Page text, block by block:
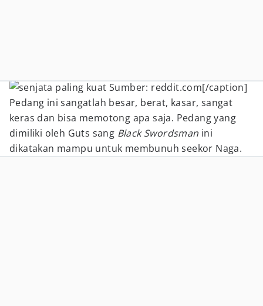
Sumber: reddit.com[/caption]
Pedang ini sangatlah besar, berat, kasar, sangat
keras dan bisa memotong apa saja. Pedang yang
dimiliki oleh Guts sang Black Swordsman ini
dikatakan mampu untuk membunuh seekor Naga.